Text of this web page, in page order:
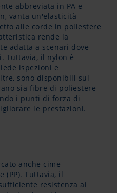
abbreviata in PA e
vanta un'elasticità
alle corde in poliestere
rende la
adatta a scenari dove
Tuttavia, il nylon è
ispezioni e
sono disponibili sul
sia fibre di poliestere
i punti di forza di
le prestazioni.
anche cime
(PP). Tuttavia, il
resistenza ai